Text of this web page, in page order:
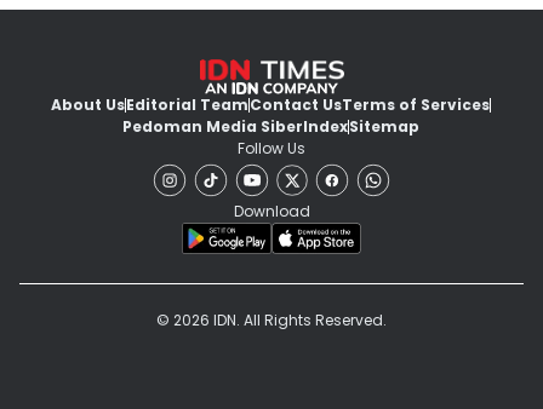
About UsEditorial TeamContact UsTerms of Services
Pedoman Media SiberIndexSitemap
Follow Us
Download
© 2026 IDN. All Rights Reserved.